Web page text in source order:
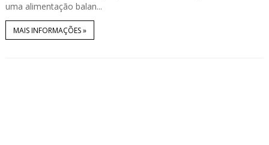
uma alimentação balan...
MAIS INFORMAÇÕES »